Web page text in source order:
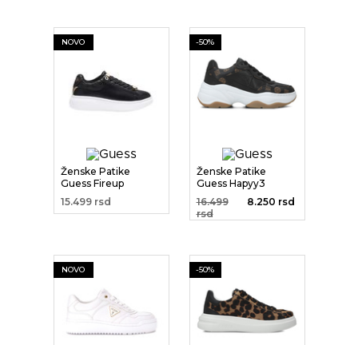
Ženske Patike
Guess Fireup
15.499 rsd
NOVO
Ženske Patike
Guess Hapyy3
16.499
rsd
8.250 rsd
-50%
NOVO -50%